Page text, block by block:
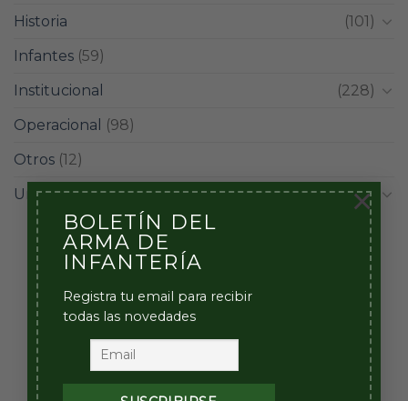
BOLETÍN DEL
ARMA DE
INFANTERÍA
Registra tu email para recibir
todas las novedades
×
Historia
(101)
Infantes (59)
Institucional
(228)
Operacional
(98)
Otros (12)
Unidades
(42)